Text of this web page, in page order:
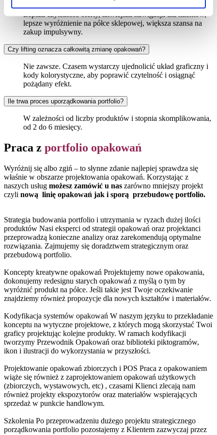
Lepsza czytelność oferty, łatwiejsza nawigacja dla klientów,
lepsze wyróżnienie na półce sklepowej, większa szansa na
zakup impulsywny.
Czy lifting oznacza całkowitą zmianę opakowań?
Nie zawsze. Czasem wystarczy ujednolicić układ graficzny i
kody kolorystyczne, aby poprawić czytelność i osiągnąć
pożądany efekt.
Ile trwa proces uporządkowania portfolio?
W zależności od liczby produktów i stopnia skomplikowania,
od 2 do 6 miesięcy.
Praca z portfolio opakowań
Wyróżnij się albo zgiń – to słynne zdanie najlepiej sprawdza się
właśnie w obszarze projektowania opakowań. Korzystając z
naszych usług możesz zamówić u nas zarówno mniejszy projekt
czyli nową linię opakowań jak i sporą przebudowę portfolio.
Strategia budowania portfolio i utrzymania w ryzach dużej ilości
produktów Nasi eksperci od strategii opakowań oraz projektanci
przeprowadzą konieczne analizy oraz zarekomendują optymalne
rozwiązania. Zajmujemy się doradztwem strategicznym oraz
przebudową portfolio.
Koncepty kreatywne opakowań Projektujemy nowe opakowania,
dokonujemy redesignu starych opakowań z myślą o tym by
wyróżnić produkt na półce. Jeśli takie jest Twoje oczekiwanie
znajdziemy również propozycje dla nowych kształtów i materiałów.
Kodyfikacja systemów opakowań W naszym języku to przekładanie
konceptu na wytyczne projektowe, z których mogą skorzystać Twoi
graficy projektując kolejne produkty. W ramach kodyfikacji
tworzymy Przewodnik Opakowań oraz biblioteki piktogramów,
ikon i ilustracji do wykorzystania w przyszłości.
Projektowanie opakowań zbiorczych i POS Praca z opakowaniem
wiąże się również z zaprojektowaniem opakowań użytkowych
(zbiorczych, wystawowych, etc) , czasami Klienci zlecają nam
również projekty ekspozytorów oraz materiałów wspierających
sprzedaż w punkcie handlowym.
Szkolenia Po przeprowadzeniu dużego projektu strategicznego
porządkowania portfolio pozostajemy z Klientem zazwyczaj przez